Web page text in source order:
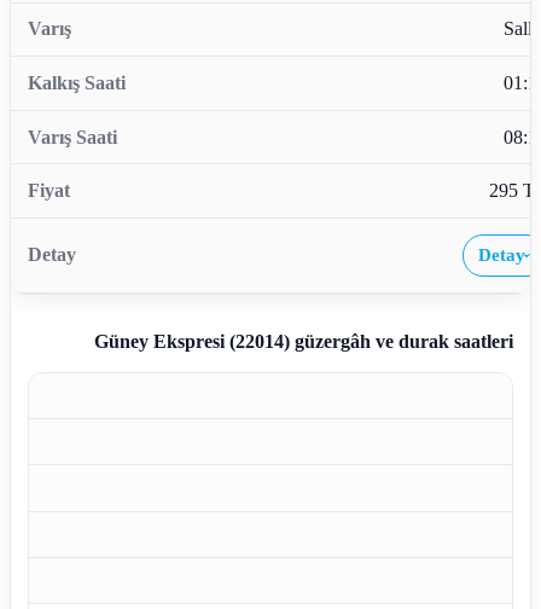
295
Detay›
Güney Ekspresi (22014)güzergâh ve durak saatleri